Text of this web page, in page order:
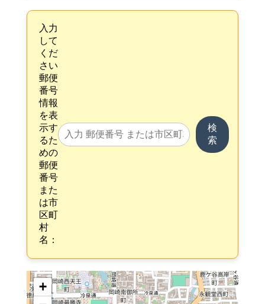
入力
して
くだ
さい
郵便
番号
情報
を表
示す
るた
めの
郵便
番号
また
は市
区町
村
名：
検
索
+